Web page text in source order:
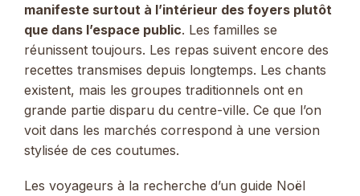
manifeste surtout à l’intérieur des foyers plutôt
que dans l’espace public. Les familles se
réunissent toujours. Les repas suivent encore des
recettes transmises depuis longtemps. Les chants
existent, mais les groupes traditionnels ont en
grande partie disparu du centre-ville. Ce que l’on
voit dans les marchés correspond à une version
stylisée de ces coutumes.
Les voyageurs à la recherche d’un guide Noël